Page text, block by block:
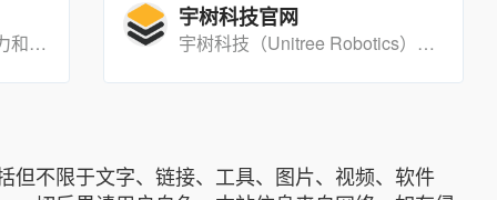
Curio 是一个提供富有想象力和教育意义的AI玩具品牌，旨在通过互动角色激发儿童的创造力和学习兴趣。
宇树科技官网
宇树科技（Unitree Robotics）是一家专注于四足机器人研发和制造的高科技企业，致力于推动机器人技术的发展和应用。公司以其创新的设计理念和先进的技术实力，在全球四足机器人领域占据领先地位。
但不限于文字、链接、工具、图片、视频、软件